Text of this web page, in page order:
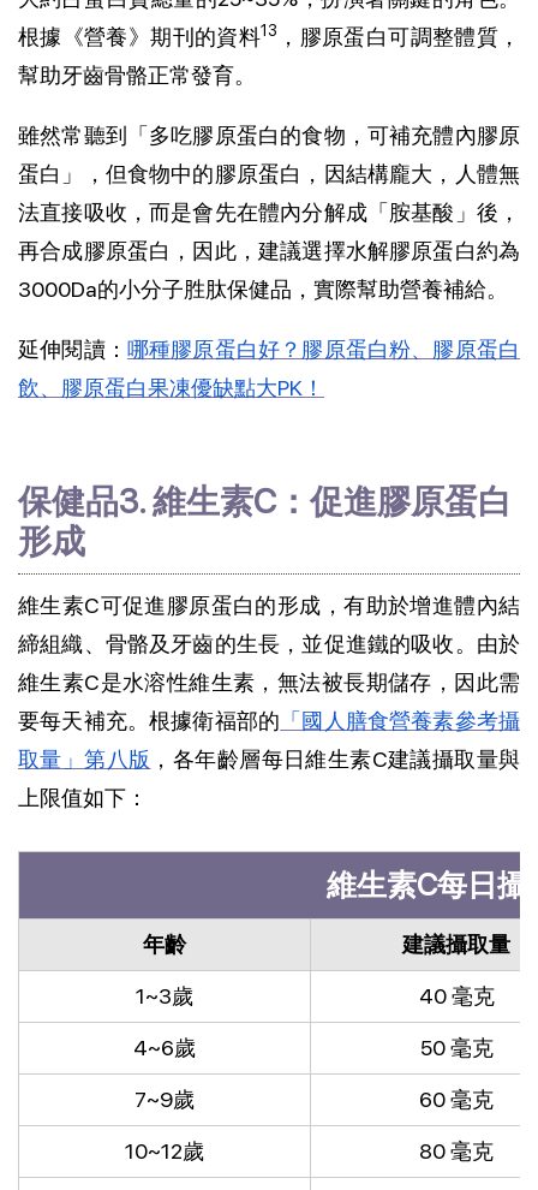
根據《營養》期刊的資料13 ，膠原蛋白可調整體質，
幫助牙齒骨骼正常發育。
雖然常聽到「多吃膠原蛋白的食物，可補充體內膠原
蛋白」，但食物中的膠原蛋白，因結構龐大，人體無
法直接吸收，而是會先在體內分解成「胺基酸」後，
再合成膠原蛋白，因此，建議選擇水解膠原蛋白約為
3000Da的小分子胜肽保健品，實際幫助營養補給。
延伸閱讀： 哪種膠原蛋白好？膠原蛋白粉、膠原蛋白
飲、膠原蛋白果凍優缺點大PK！
保健品3. 維生素C：促進膠原蛋白
形成
維生素C可促進膠原蛋白的形成，有助於增進體內結
締組織、骨骼及牙齒的生長，並促進鐵的吸收。由於
維生素C是水溶性維生素，無法被長期儲存，因此需
要每天補充。根據衛福部的 「國人膳食營養素參考攝
取量」第八版 ，各年齡層每日維生素C建議攝取量與
上限值如下：
維生素C每日攝
年齡 建議攝取量
1~3歲 40 毫克
4~6歲 50 毫克
7~9歲 60 毫克
10~12歲 80 毫克